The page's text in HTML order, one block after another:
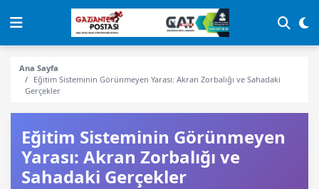
Ana Sayfa
Eğitim Sisteminin Görünmeyen Yarası: Akran Zorbalığı ve Sahadaki
Gerçekler
Eğitim Sisteminin Görünmeyen
Yarası: Akran Zorbalığı ve
Sahadaki Gerçekler